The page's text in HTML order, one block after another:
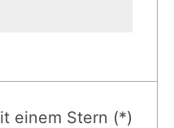
einem Stern (*)